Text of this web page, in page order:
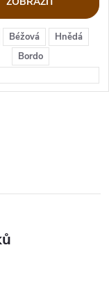
Béžová
Hnědá
Bordo